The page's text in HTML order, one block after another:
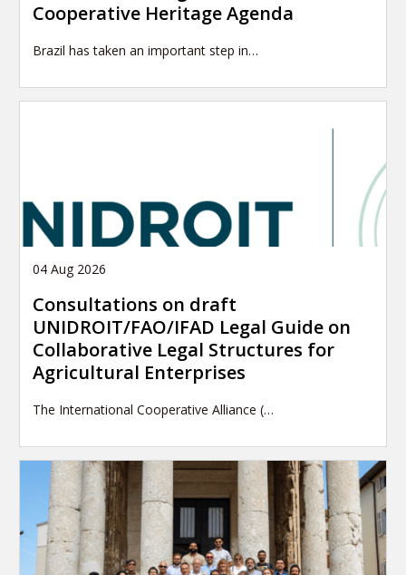
Cooperative Heritage Agenda
Brazil has taken an important step in…
04 Aug 2026
Consultations on draft
UNIDROIT/FAO/IFAD Legal Guide on
Collaborative Legal Structures for
Agricultural Enterprises
The International Cooperative Alliance (…